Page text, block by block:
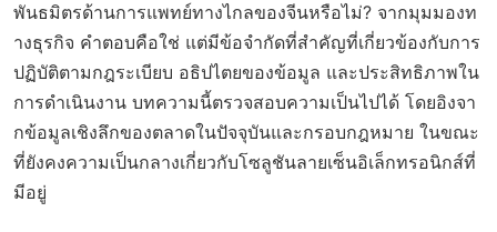
พันธมิตรด้านการแพทย์ทางไกลของจีนหรือไม่? จากมุมมองท
างธุรกิจ คำตอบคือใช่ แต่มีข้อจำกัดที่สำคัญที่เกี่ยวข้องกับการ
ปฏิบัติตามกฎระเบียบ อธิปไตยของข้อมูล และประสิทธิภาพใน
การดำเนินงาน บทความนี้ตรวจสอบความเป็นไปได้ โดยอิงจา
กข้อมูลเชิงลึกของตลาดในปัจจุบันและกรอบกฎหมาย ในขณะ
ที่ยังคงความเป็นกลางเกี่ยวกับโซลูชันลายเซ็นอิเล็กทรอนิกส์ที่
มีอยู่